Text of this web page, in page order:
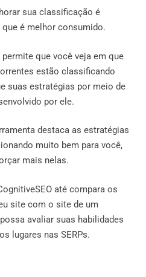
sua classificação é
é melhor consumido.
permite que você veja em que
estão classificando
suas estratégias por meio de
por ele.
destaca as estratégias
muito bem para você,
mais nelas.
até compara os
site com o site de um
avaliar suas habilidades
lugares nas SERPs.